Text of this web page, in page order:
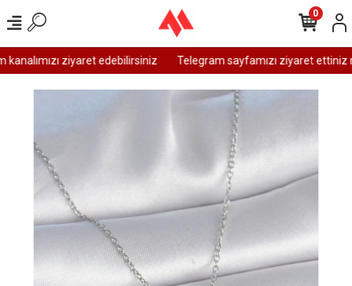
ziyaret edebilirsiniz Telegram sayfamızı ziyaret ettiniz
0